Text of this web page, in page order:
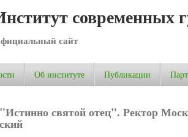
современных
сайт
Об институте Публикации
святой отец". Ректор